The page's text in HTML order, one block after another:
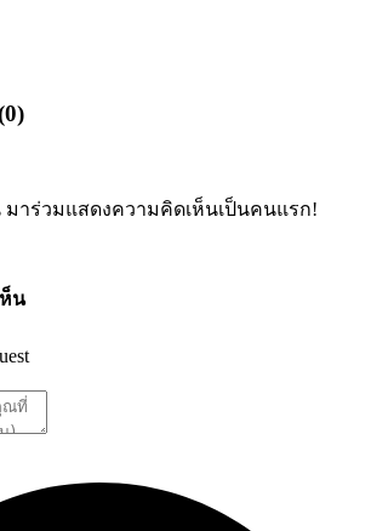
0)
มาร่วมแสดงความคิดเห็นเป็นคนแรก!
น